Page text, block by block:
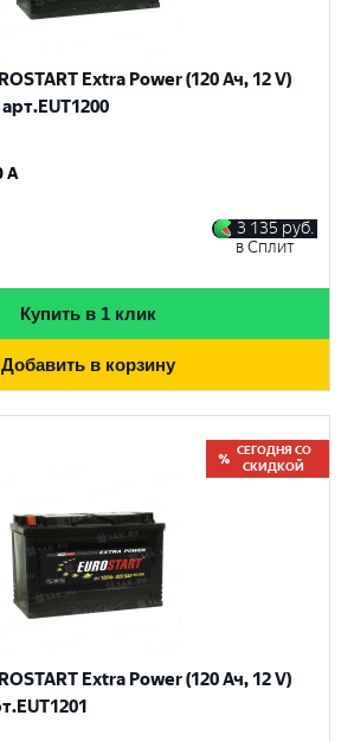
Extra Power (120 Ач, 12 V)
A
3 135 руб.
в Сплит
Купить в 1 клик
Добавить в корзину
СЕГОДНЯ СО
СКИДКОЙ
Extra Power (120 Ач, 12 V)